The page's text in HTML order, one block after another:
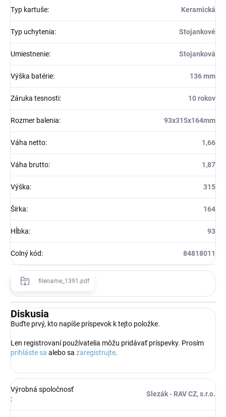
Typ kartuše: Keramická
Typ uchytenia: Stojankové
Umiestnenie: Stojanková
Výška batérie: 136 mm
Záruka tesnosti: 10 rokov
Rozmer balenia: 93x315x164mm
Váha netto: 1,66
Váha brutto: 1,87
Výška: 315
Šírka: 164
Hĺbka: 93
Colný kód: 84818011
filename_1391.pdf
Diskusia
Buďte prvý, kto napíše príspevok k tejto položke.
Len registrovaní používatelia môžu pridávať príspevky. Prosím
prihláste sa alebo sa zaregistrujte.
Výrobná spoločnosť
:
Slezák - RAV CZ, s.r.o.